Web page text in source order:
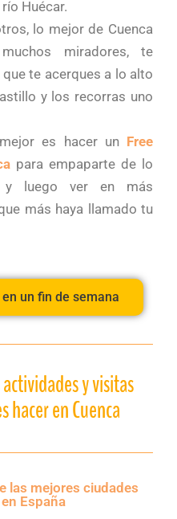
Huécar.
lo mejor de Cuenca
miradores, te
te acerques a lo alto
y los recorras uno
es hacer un Free
para empaparte de lo
y luego ver en más
más haya llamado tu
un fin de semana
y visitas
hacer en Cuenca
las mejores ciudades
España